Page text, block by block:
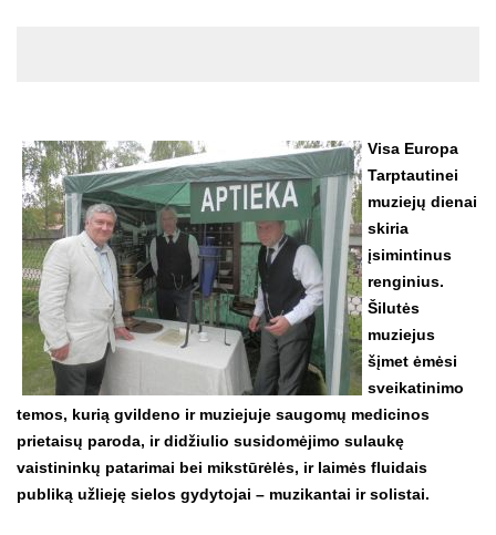
Visa Europa
Tarptautinei
muziejų dienai
skiria
įsimintinus
renginius.
Šilutės
muziejus
šįmet ėmėsi
sveikatinimo
temos, kurią gvildeno ir muziejuje saugomų medicinos
prietaisų paroda, ir didžiulio susidomėjimo sulaukę
vaistininkų patarimai bei mikstūrėlės, ir laimės fluidais
publiką užlieję sielos gydytojai – muzikantai ir solistai.